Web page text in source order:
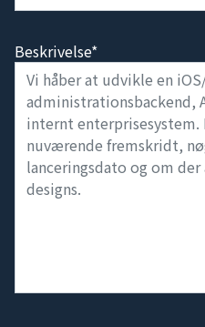
Beskrivelse*